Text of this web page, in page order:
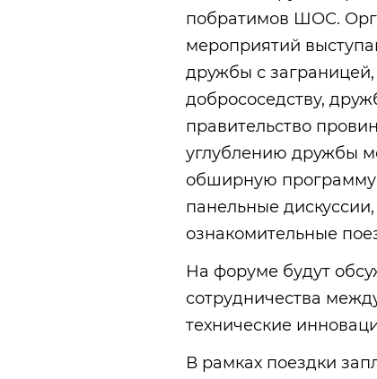
побратимов ШОС.
мероприятий
дружбы с
добрососедству,
правительство
углублению дружбы
обширную
панельные
ознакомительные
На форуме будут
сотрудничества
технические
В рамках поездки